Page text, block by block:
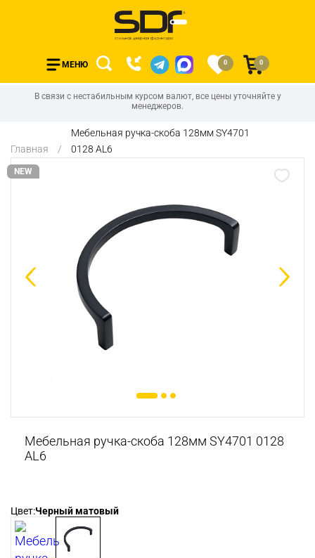
МЕНЮ 0 0
В связи с нестабильным курсом валют, все цены уточняйте у
менеджеров.
Главная
Мебельная ручка-скоба 128мм SY4701
0128 AL6
NEW
Мебельная ручка-скоба 128мм SY4701 0128
AL6
Цвет:Черный матовый